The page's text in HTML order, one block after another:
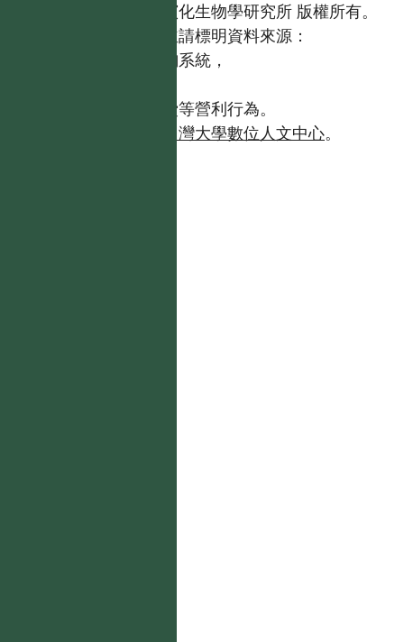
國立台灣大學生態學與演化生物學研究所 版權所有。
歡迎引用本網站資料，並請標明資料來源：
【台灣植物資訊整合查詢系統，
且不得有收取資料查詢費等營利行為。
台灣大學數位人文中心。